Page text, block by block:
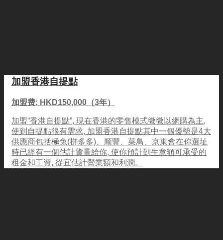
加盟香港自提點
加盟费: HKD150,000（3年）
加盟”香港自提點”, 現在香港的零售模式微微以網購為主,
使到自提點很有需求, 加盟香港自提點其中一個優勢是4大
供應商包括極兔(拼多多)、顺豐、菜鳥、京東會在你選址
時已經有一個估計貨量給你, 使你預計到生意額可承受的
租金和工資, 從宜估計營業額和利潤。